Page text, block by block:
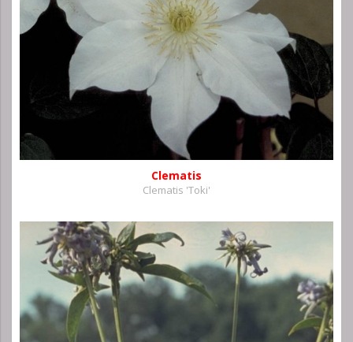
Clematis
Clematis 'Toki'